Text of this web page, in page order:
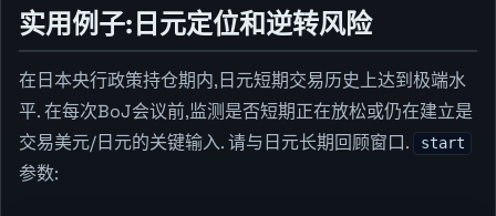
实用例子:日元定位和逆转风险
在日本央行政策持仓期内,日元短期交易历史上达到极端水
平. 在每次BoJ会议前,监测是否短期正在放松或仍在建立是
交易美元/日元的关键输入. 请与日元长期回顾窗口.
start
参数: